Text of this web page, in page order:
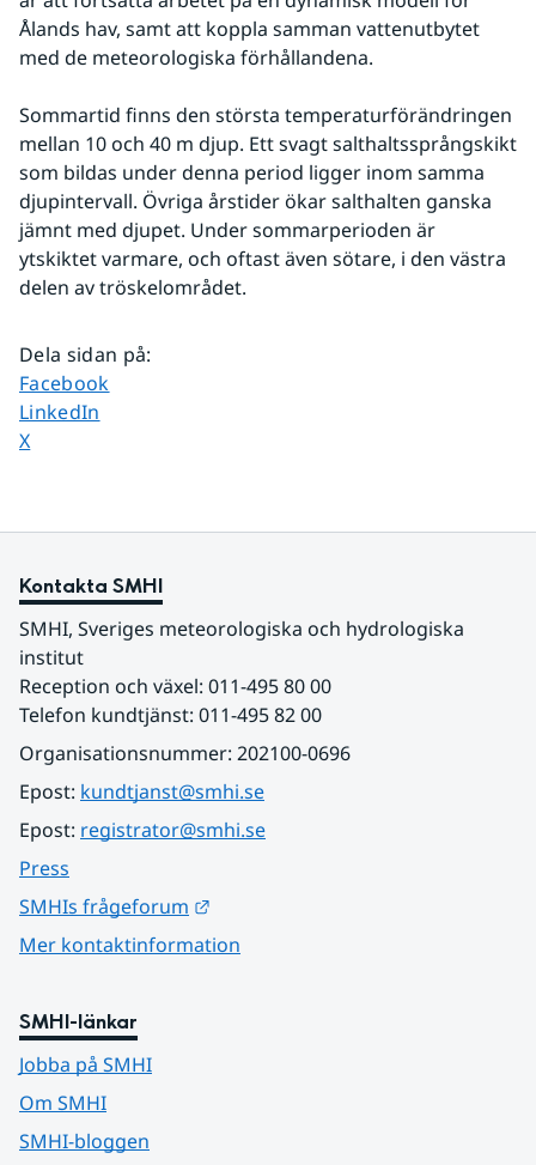
Ålands hav, samt att koppla samman vattenutbytet
med de meteorologiska förhållandena.
Sommartid finns den största temperaturförändringen
mellan 10 och 40 m djup. Ett svagt salthaltssprångskikt
som bildas under denna period ligger inom samma
djupintervall. Övriga årstider ökar salthalten ganska
jämnt med djupet. Under sommarperioden är
ytskiktet varmare, och oftast även sötare, i den västra
delen av tröskelområdet.
Dela sidan på:
Dela sidan på
Facebook
Dela sidan på
LinkedIn
Dela sidan på
X
Kontakta SMHI
SMHI, Sveriges meteorologiska och hydrologiska
institut
Reception och växel: 011-495 80 00
Telefon kundtjänst: 011-495 82 00
Organisationsnummer: 202100-0696
Epost: kundtjanst@smhi.se
Epost: registrator@smhi.se
Press
SMHIs frågeforum
Mer kontaktinformation
SMHI-länkar
Jobba på SMHI
Om SMHI
SMHI-bloggen